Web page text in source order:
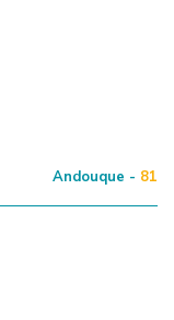
Andouque - 81